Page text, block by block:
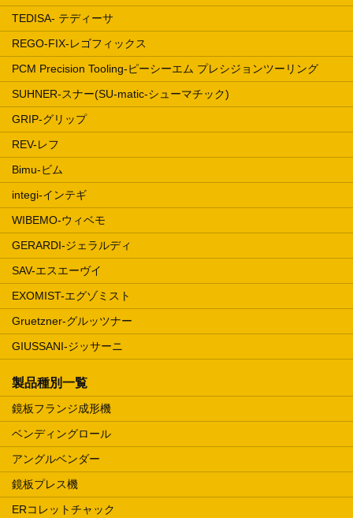
TEDISA- テディーサ
REGO-FIX-レゴフィックス
PCM Precision Tooling-ピーシーエム プレシジョンツーリング
SUHNER-スナー(SU-matic-シューマチック)
GRIP-グリップ
REV-レフ
Bimu-ビム
integi-インテギ
WIBEMO-ウィベモ
GERARDI-ジェラルディ
SAV-エスエーヴイ
EXOMIST-エグゾミスト
Gruetzner-グルッツナー
GIUSSANI-ジッサーニ
製品種別一覧
鏡板フランジ成形機
ベンディングロール
アングルベンダー
鏡板プレス機
ERコレットチャック